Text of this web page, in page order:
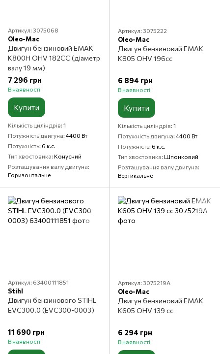
Артикул: 3075068
Oleo-Mac
Двигун бензиновий ЕМАК
К800Н OHV 182CC (діаметр
валу 19 мм)
7 296 грн
В наявності
Купити
Кількість циліндрів 1
Потужність двигуна 4400 Вт
Потужність 6 к.с.
Тип хвостовика Конусний
Розташування валу двигуна
Горизонтальне
Артикул: 3075222
Oleo-Mac
Двигун бензиновий ЕМАК
К805 OHV 196сс
6 894 грн
В наявності
Купити
Кількість циліндрів 1
Потужність двигуна 4400 Вт
Потужність 6 к.с.
Тип хвостовика Шпонковий
Розташування валу двигуна
Вертикальне
Артикул: 63400111851
Stihl
Двигун бензинового STIHL
EVC300.0 (EVC300-0003)
11 690 грн
В наявності
Артикул: 3075219A
Oleo-Mac
Двигун бензиновий EMAK
K605 OHV 139 сс
6 294 грн
В наявності